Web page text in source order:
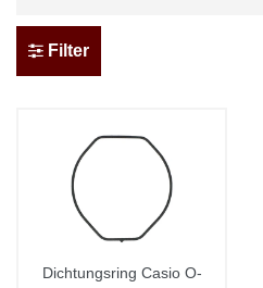
Filter
Dichtungsring Casio O-